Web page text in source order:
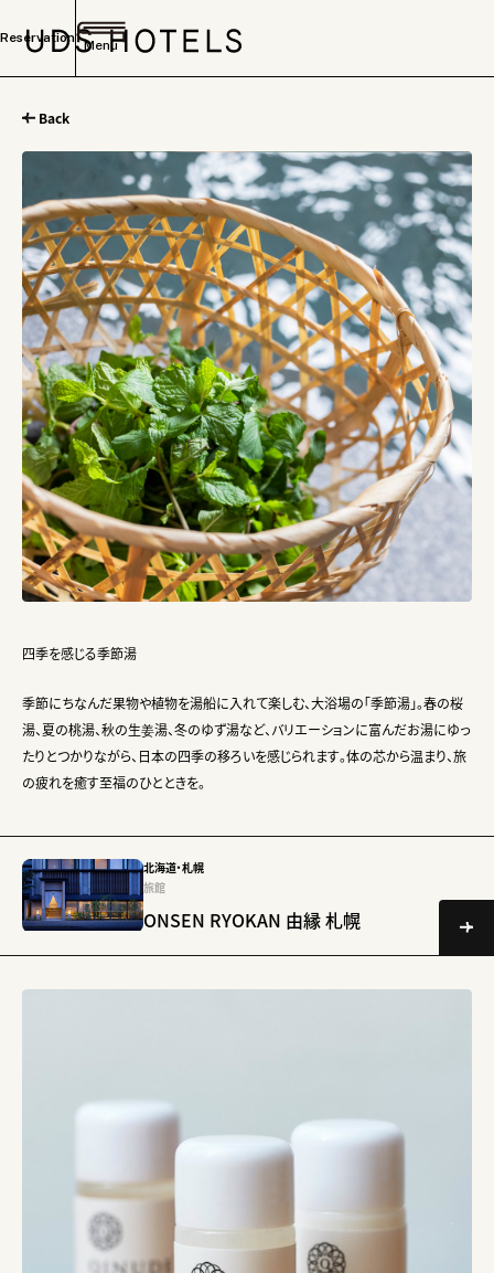
Reservation
Menu
Back
四季を感じる季節湯
季節にちなんだ果物や植物を湯船に入れて楽しむ、大浴場の「季節湯」。春の桜
湯、夏の桃湯、秋の生姜湯、冬のゆず湯など、バリエーションに富んだお湯にゆっ
たりとつかりながら、日本の四季の移ろいを感じられます。体の芯から温まり、旅
の疲れを癒す至福のひとときを。
北海道・札幌
旅館
ONSEN RYOKAN 由縁 札幌